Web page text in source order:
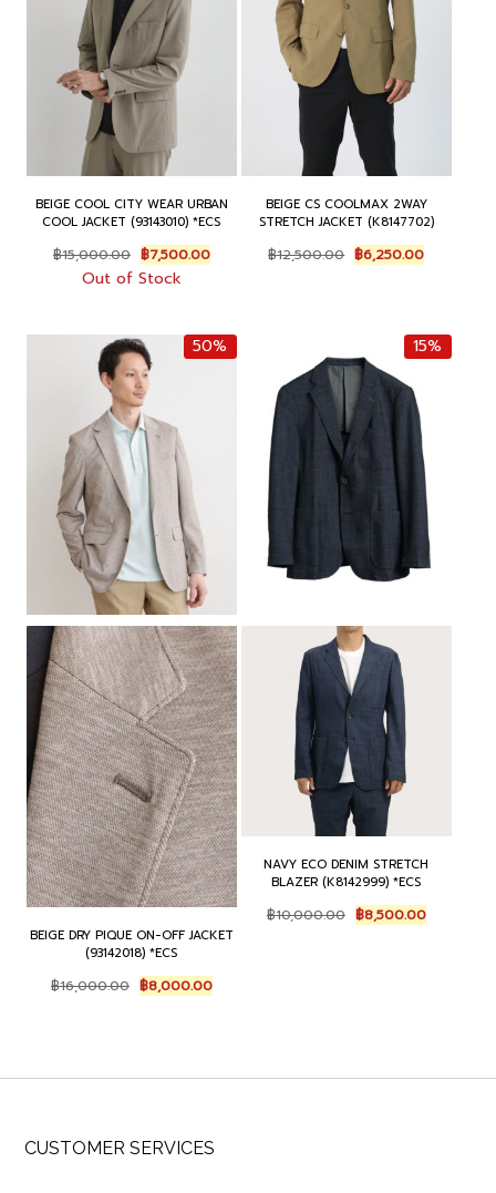
BEIGE COOL CITY WEAR URBAN
COOL JACKET (93143010) *ECS
฿15,000.00 Original
price
was:
฿7,500.00Current
price
Out of Stock
BEIGE CS COOLMAX 2WAY
STRETCH JACKET (K8147702)
฿12,500.00 Original
price
฿6,250.00Current
price
50%
BEIGE DRY PIQUE ON-OFF JACKET
(93142018) *ECS
฿16,000.00 Original
price
฿8,000.00Current
price
15%
NAVY ECO DENIM STRETCH
BLAZER (K8142999) *ECS
฿10,000.00 Original
price
฿8,500.00Current
price
CUSTOMER SERVICES